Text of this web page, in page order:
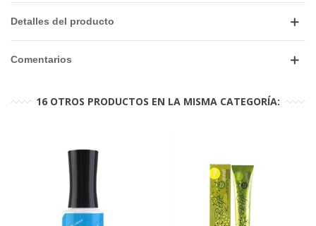
Detalles del producto
Comentarios
16 OTROS PRODUCTOS EN LA MISMA CATEGORÍA: